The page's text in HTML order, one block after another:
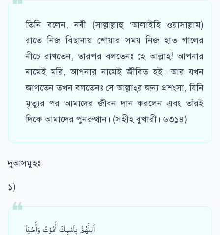
তিনি বলেন, নবী (সাল্লাল্লাহু ‘আলাইহি ওয়াসাল্লাম)
রাতে নিজ বিছানায় শোয়ার সময় নিজ হাত গালের
নীচে রাখতেন, তারপর বলতেনঃ হে আল্লাহ! আপনার
নামেই মরি, আপনার নামেই জীবিত হই। আর যখন
জাগতেন তখন বলতেনঃ সে আল্লাহ্‌র জন্য প্রশংসা, যিনি
মৃত্যুর পর আমাদের জীবন দান করলেন এবং তাঁরই
দিকে আমাদের পুনরুত্থান। (সহীহ বুখারী। ৬৩১৪)
দুআসমুহঃ
১)
اَللَّهُمَّ بِاسْمِكَ أَمُوْتُ وَأَحْيَا